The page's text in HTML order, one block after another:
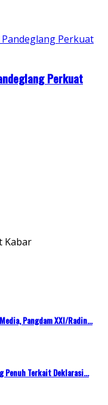
Perkuat
Kabar
Pangdam XXI/Radin...
Penuh Terkait Deklarasi...